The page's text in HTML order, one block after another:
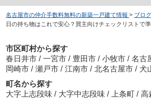
名古屋市の仲介手数料無料の新築一戸建て情報 > ブロ
日の持ち物はこれで安心？買主向けチェックリストで
市区町村から探す
春日井市 / 一宮市 / 豊田市 / 小牧市 / 名古
岡崎市 / 瀬戸市 / 江南市 / 北名古屋市 / 犬
町名から探す
大字上志段味 / 大字中志段味 / 上条町 / 高